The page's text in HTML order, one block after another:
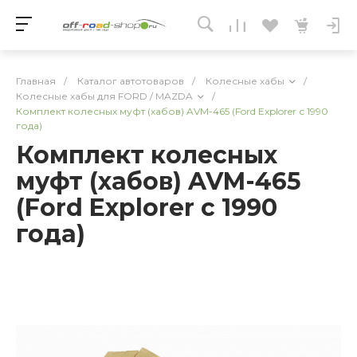
Главная / Каталог автотоваров / Колесные хабы
/
Колесные хабы для FORD / MAZDA
/
Комплект колесных муфт (хабов) AVM-465 (Ford Explorer с 1990
года)
Комплект колесных
муфт (хабов) AVM-465
(Ford Explorer с 1990
года)